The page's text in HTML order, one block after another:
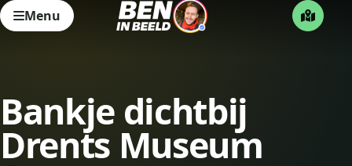
Menu
Bankje dichtbij
Drents Museum